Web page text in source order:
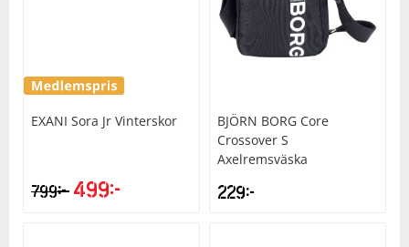
EXANI Sora Jr Vinterskor
799kr 499kr
BJÖRN BORG Core
Crossover S
Axelremsväska
229kr